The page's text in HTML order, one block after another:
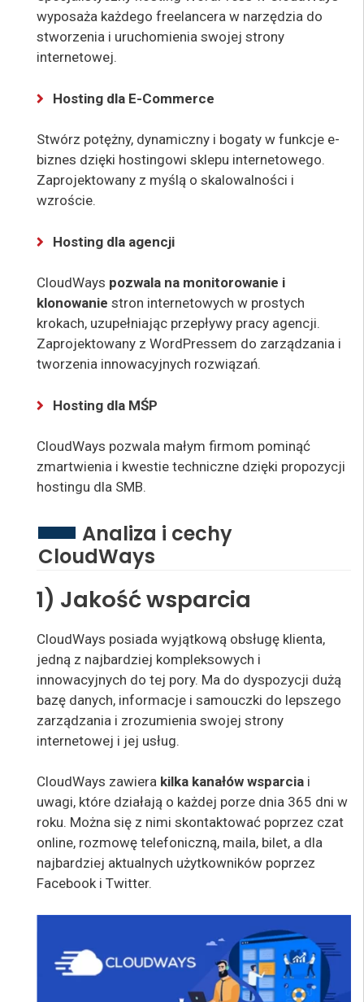
wyposaża każdego freelancera w narzędzia do
stworzenia i uruchomienia swojej strony
internetowej.
Hosting dla E-Commerce
Stwórz potężny, dynamiczny i bogaty w funkcje e-
biznes dzięki hostingowi sklepu internetowego.
Zaprojektowany z myślą o skalowalności i
wzroście.
Hosting dla agencji
CloudWays pozwala na monitorowanie i
klonowanie stron internetowych w prostych
krokach, uzupełniając przepływy pracy agencji.
Zaprojektowany z WordPressem do zarządzania i
tworzenia innowacyjnych rozwiązań.
Hosting dla MŚP
CloudWays pozwala małym firmom pominąć
zmartwienia i kwestie techniczne dzięki propozycji
hostingu dla SMB.
Analiza i cechy
CloudWays
1) Jakość wsparcia
CloudWays posiada wyjątkową obsługę klienta,
jedną z najbardziej kompleksowych i
innowacyjnych do tej pory. Ma do dyspozycji dużą
bazę danych, informacje i samouczki do lepszego
zarządzania i zrozumienia swojej strony
internetowej i jej usług.
CloudWays zawiera kilka kanałów wsparcia i
uwagi, które działają o każdej porze dnia 365 dni w
roku. Można się z nimi skontaktować poprzez czat
online, rozmowę telefoniczną, maila, bilet, a dla
najbardziej aktualnych użytkowników poprzez
Facebook i Twitter.